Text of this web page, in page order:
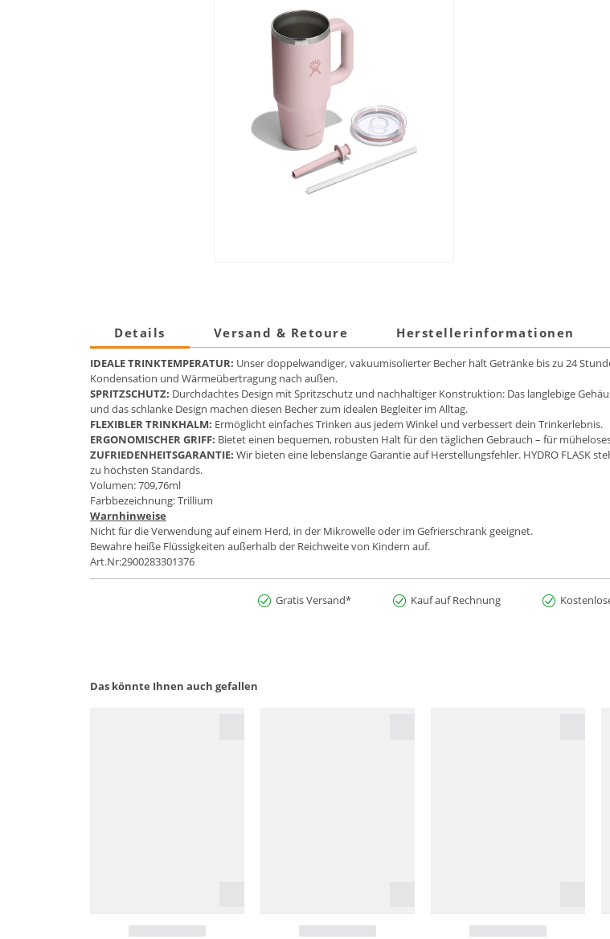
Details Versand & Retoure Herstellerinformationen
IDEALE TRINKTEMPERATUR: Unser doppelwandiger, vakuumisolierter Becher hält Getränke bis zu 24
Kondensation und Wärmeübertragung nach außen.
SPRITZSCHUTZ: Durchdachtes Design mit Spritzschutz und nachhaltiger Konstruktion: Das langlebige
und das schlanke Design machen diesen Becher zum idealen Begleiter im Alltag.
FLEXIBLER TRINKHALM: Ermöglicht einfaches Trinken aus jedem Winkel und verbessert dein Trinkerlebnis.
ERGONOMISCHER GRIFF: Bietet einen bequemen, robusten Halt für den täglichen Gebrauch – für
ZUFRIEDENHEITSGARANTIE: Wir bieten eine lebenslange Garantie auf Herstellungsfehler. HYDRO
zu höchsten Standards.
Volumen: 709,76ml
Farbbezeichnung: Trillium
Warnhinweise
Nicht für die Verwendung auf einem Herd, in der Mikrowelle oder im Gefrierschrank geeignet.
Bewahre heiße Flüssigkeiten außerhalb der Reichweite von Kindern auf.
Art.Nr:2900283301376
Gratis Versand* Kauf auf Rechnung
Das könnte Ihnen auch gefallen